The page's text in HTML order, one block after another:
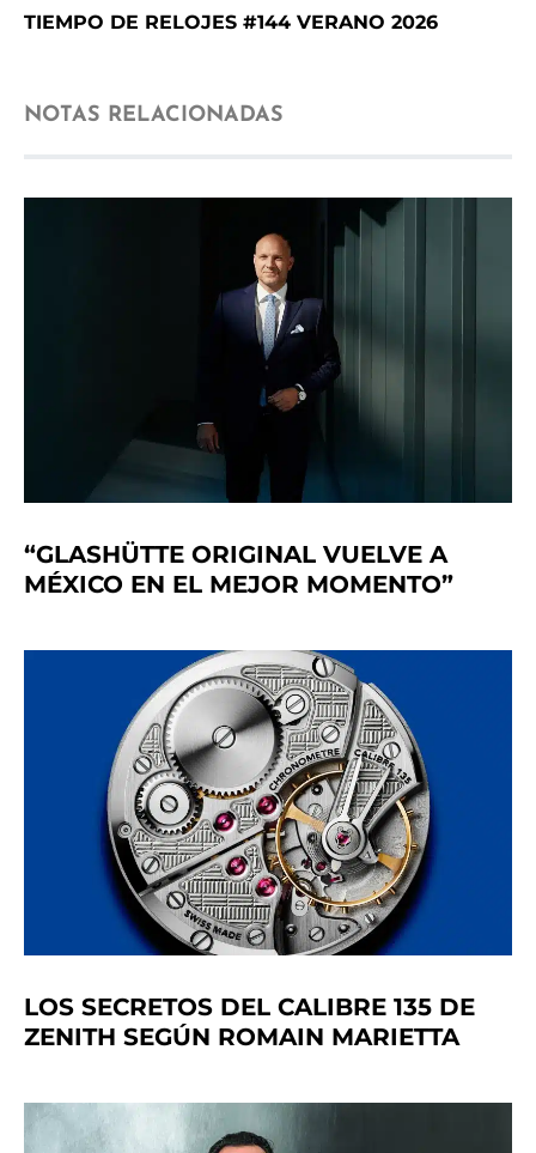
TIEMPO DE RELOJES #144 VERANO 2026
NOTAS RELACIONADAS
“GLASHÜTTE ORIGINAL VUELVE A
MÉXICO EN EL MEJOR MOMENTO”
LOS SECRETOS DEL CALIBRE 135 DE
ZENITH SEGÚN ROMAIN MARIETTA